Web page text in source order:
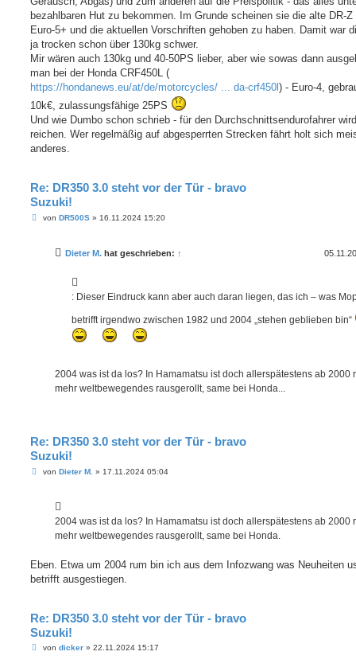
bezahlbaren Hut zu bekommen. Im Grunde scheinen sie die alte DR-Z
Euro-5+ und die aktuellen Vorschriften gehoben zu haben. Damit war
ja trocken schon über 130kg schwer.
Mir wären auch 130kg und 40-50PS lieber, aber wie sowas dann
man bei der Honda CRF450L (
https://hondanews.eu/at/de/motorcycles/ ... da-crf450l ) - Euro-4,
10k€, zulassungsfähige 25PS
Und wie Dumbo schon schrieb - für den Durchschnittsendurofahrer
reichen. Wer regelmäßig auf abgesperrten Strecken fährt holt sich
anderes.
Re: DR350 3.0 steht vor der Tür - bravo
Suzuki!
Bvon DR500S» 16.11.2024 15:20
Dieter M. hat geschrieben: ↑
: Dieser Eindruck kann aber auch daran liegen, das ich – was
betrifft irgendwo zwischen 1982 und 2004 „stehen geblieben bin“
2004 was ist da los? In Hamamatsu ist doch allerspätestens ab 2000
mehr weltbewegendes rausgerollt, same bei Honda...
Re: DR350 3.0 steht vor der Tür - bravo
Suzuki!
Bvon Dieter M. » 17.11.2024 05:04
2004 was ist da los? In Hamamatsu ist doch allerspätestens ab 2000
mehr weltbewegendes rausgerollt, same bei Honda.
Eben. Etwa um 2004 rum bin ich aus dem Infozwang was Neuheiten
betrifft ausgestiegen.
Re: DR350 3.0 steht vor der Tür - bravo
Suzuki!
Bvon dicker» 22.11.2024 15:17